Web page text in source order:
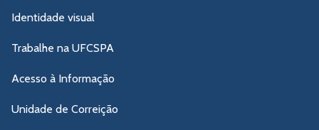
Identidade visual
Trabalhe na UFCSPA
Acesso à Informação
Unidade de Correição